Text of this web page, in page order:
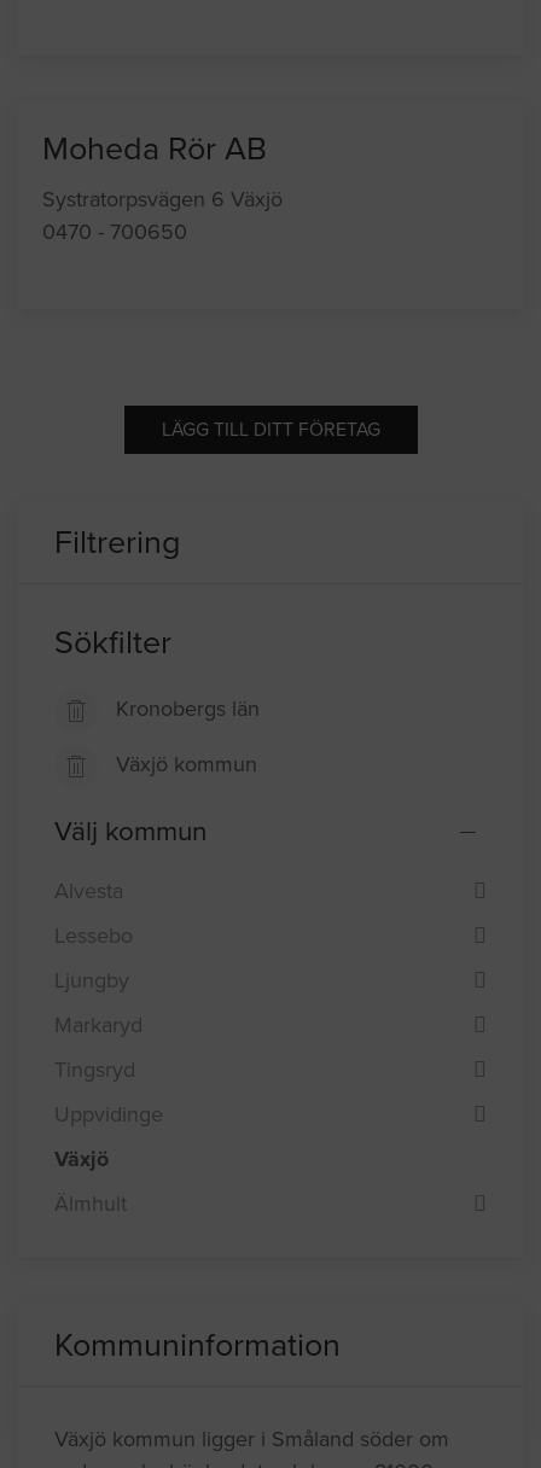
Moheda Rör AB
Systratorpsvägen 6 Växjö
0470 - 700650
LÄGG TILL DITT FÖRETAG
Filtrering
Sökfilter
Kronobergs län
Växjö kommun
Välj kommun
Alvesta
Lessebo
Ljungby
Markaryd
Tingsryd
Uppvidinge
Växjö
Älmhult
Kommuninformation
Växjö kommun ligger i Småland söder om